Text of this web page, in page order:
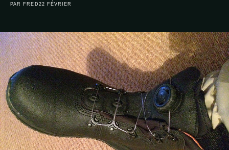
PAR FRED 22 FÉVRIER